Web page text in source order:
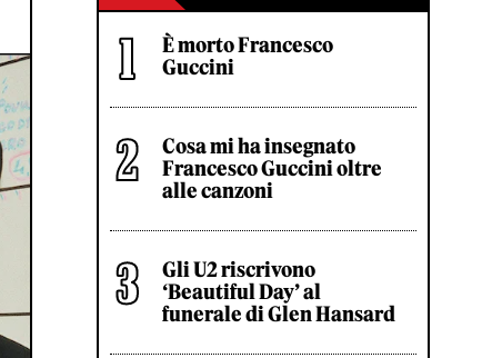
È morto Francesco
Guccini
Cosa mi ha insegnato
Francesco Guccini oltre
alle canzoni
Gli U2 riscrivono
‘Beautiful Day’ al
funerale di Glen Hansard